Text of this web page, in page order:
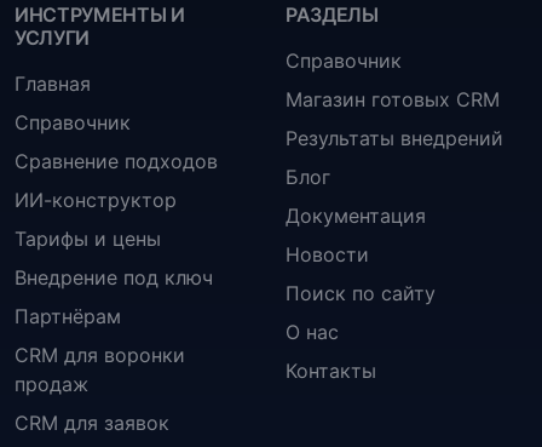
ИНСТРУМЕНТЫ И
УСЛУГИ
Главная
Справочник
Сравнение подходов
ИИ-конструктор
Тарифы и цены
Внедрение под ключ
Партнёрам
CRM для воронки
продаж
CRM для заявок
РАЗДЕЛЫ
Справочник
Магазин готовых CRM
Результаты внедрений
Блог
Документация
Новости
Поиск по сайту
О нас
Контакты